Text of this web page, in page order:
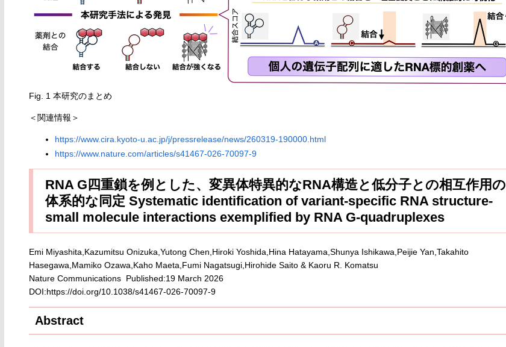
Fig. 1 本研究のまとめ
＜関連情報＞
https://www.cira.kyoto-u.ac.jp/j/pressrelease/news/260319-190000.html
https://www.nature.com/articles/s41467-026-70097-9
RNA G四重鎖を例とした、変異体特異的なRNA構造と低分子との相互作用の
体系的な同定 Systematic identification of variant-specific RNA structure-
small molecule interactions exemplified by RNA G-quadruplexes
Emi Miyashita,Kazumitsu Onizuka,Yutong Chen,Hiroki Yoshida,Hina Hatayama,Shunya Ishikawa,Peijie Yan,Takahito
Hasegawa,Mamiko Ozawa,Kaho Maeta,Fumi Nagatsugi,Hirohide Saito & Kaoru R. Komatsu
Nature Communications Published:19 March 2026
DOI:https://doi.org/10.1038/s41467-026-70097-9
Abstract